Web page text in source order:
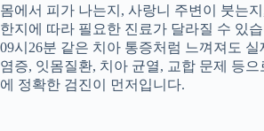
몸에서 피가 나는지, 사랑니 주변이 붓는
한지에 따라 필요한 진료가 달라질 수 있
09시26분 같은 치아 통증처럼 느껴져도
염증, 잇몸질환, 치아 균열, 교합 문제 등
에 정확한 검진이 먼저입니다.